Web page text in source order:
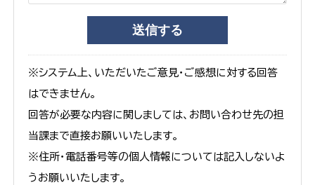
※システム上、いただいたご意見・ご感想に対する回答
はできません。
回答が必要な内容に関しましては、お問い合わせ先の担
当課まで直接お願いいたします。
※住所・電話番号等の個人情報については記入しないよ
うお願いいたします。